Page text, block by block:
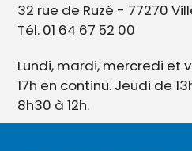
32 rue de Ruzé - 77270
Tél. 01 64 67 52 00
Lundi, mardi, mercredi et
17h en continu. Jeudi de
8h30 à 12h.